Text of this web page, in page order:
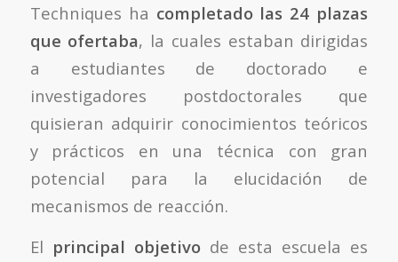
Techniques ha completado las 24 plazas
que ofertaba, la cuales estaban dirigidas
a estudiantes de doctorado e
investigadores postdoctorales que
quisieran adquirir conocimientos teóricos
y prácticos en una técnica con gran
potencial para la elucidación de
mecanismos de reacción.
El principal objetivo de esta escuela es